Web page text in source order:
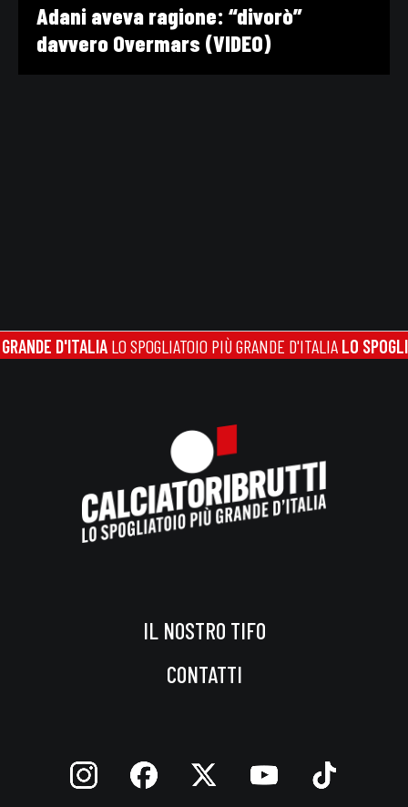
Adani aveva ragione: “divorò”
davvero Overmars (VIDEO)
D'ITALIALO SPOGLIATOIO PIÙ GRANDE D'ITALIALO
IL NOSTRO TIFO
CONTATTI